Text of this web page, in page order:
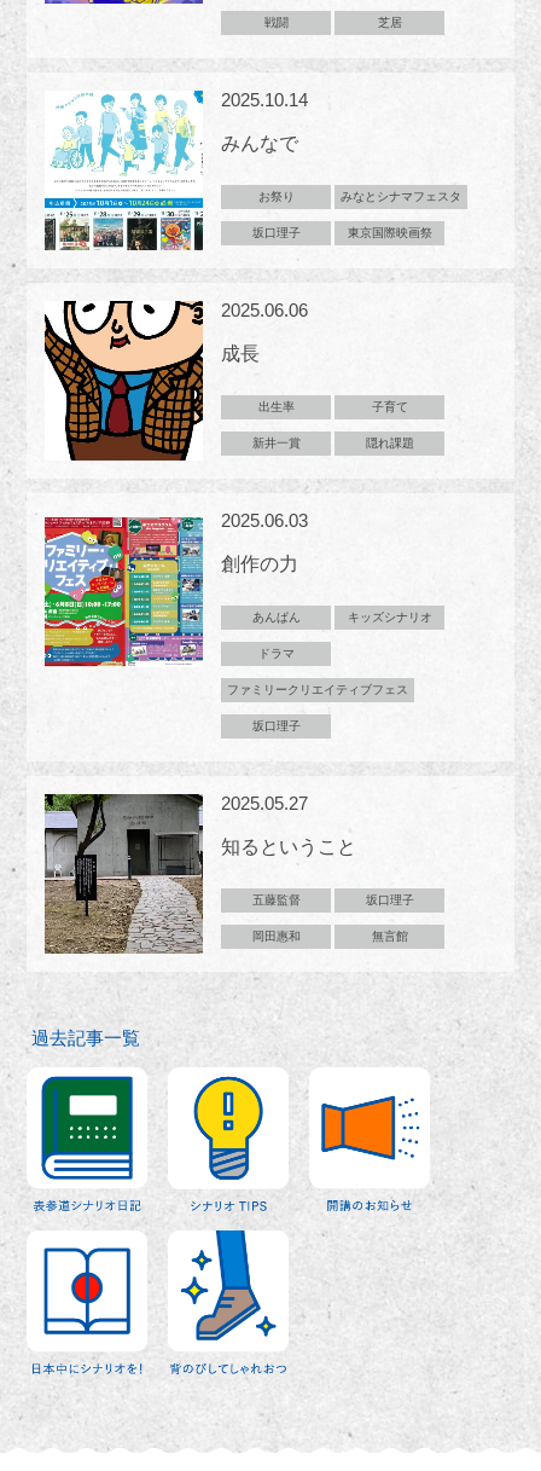
戦闘 芝居
2025.10.14
みんなで
お祭り みなとシナマフェスタ
坂口理子 東京国際映画祭
2025.06.06
成長
出生率 子育て
新井一賞 隠れ課題
2025.06.03
創作の力
あんぱん キッズシナリオ
ドラマ
ファミリークリエイティブフェス
坂口理子
2025.05.27
知るということ
五藤監督 坂口理子
岡田惠和 無言館
過去記事一覧